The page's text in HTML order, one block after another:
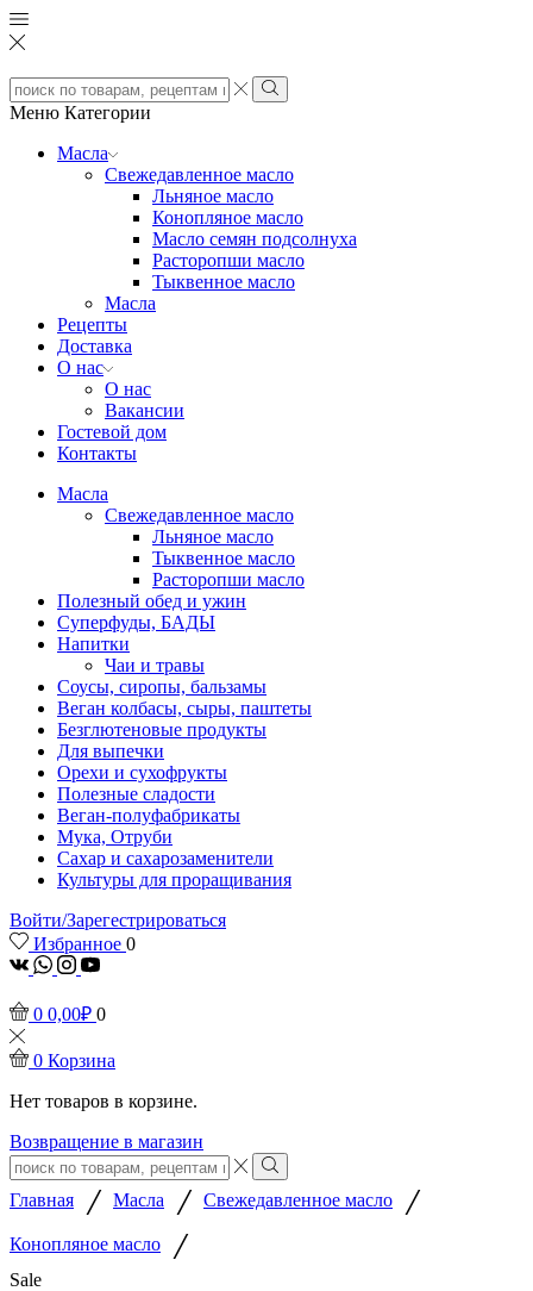
Search
input
Search
Меню Категории
Масла
Свежедавленное масло
Льняное масло
Конопляное масло
Масло семян подсолнуха
Расторопши масло
Тыквенное масло
Масла
Рецепты
Доставка
О нас
О нас
Вакансии
Гостевой дом
Контакты
Масла
Свежедавленное масло
Льняное масло
Тыквенное масло
Расторопши масло
Полезный обед и ужин
Суперфуды, БАДЫ
Напитки
Чаи и травы
Соусы, сиропы, бальзамы
Веган колбасы, сыры, паштеты
Безглютеновые продукты
Для выпечки
Орехи и сухофрукты
Полезные сладости
Веган-полуфабрикаты
Мука, Отруби
Сахар и сахарозаменители
Культуры для проращивания
Войти/Зарегестрироваться
Избранное 0
vk Whatsapp
Instagram
Youtube
0 0,00₽ 0
0 Корзина
Нет товаров в корзине.
Возвращение в магазин
Search
input
Search
Главная / Масла / Свежедавленное масло /
Конопляное масло /
Sale